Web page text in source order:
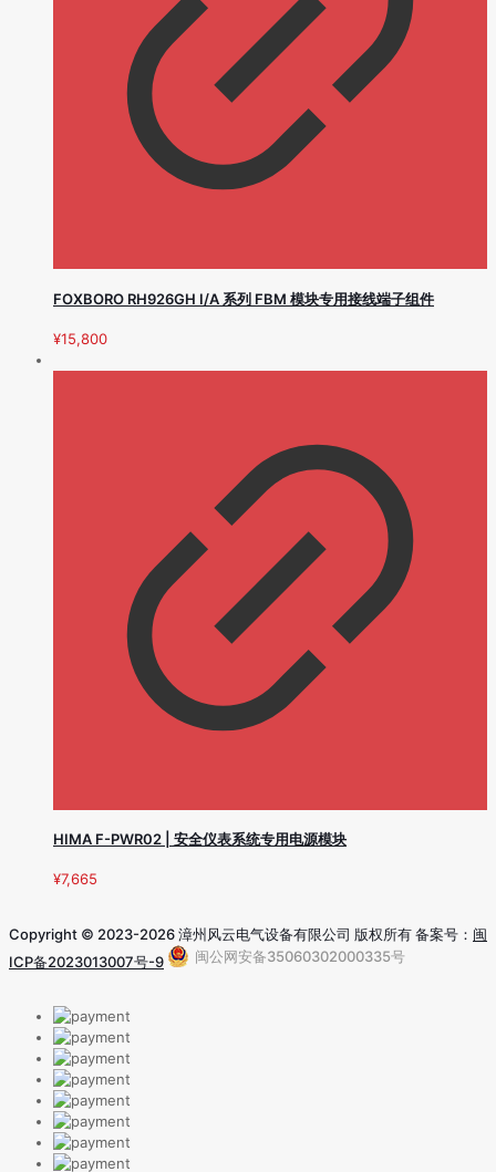
FOXBORO RH926GH I/A 系列 FBM 模块专用接线端子组件
¥15,800
HIMA F-PWR02 | 安全仪表系统专用电源模块
¥7,665
Copyright © 2023-2026 漳州风云电气设备有限公司 版权所有 备案号： 闽
ICP备2023013007号-9
闽公网安备35060302000335号